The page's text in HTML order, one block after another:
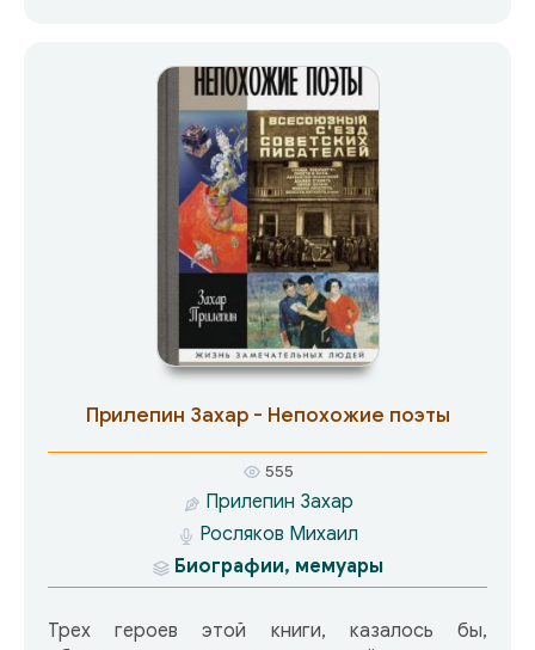
Отечественной войны даются глазами
немецкого солдата. Ему пришлось пережить
многое: позорное отступление, беспрерывные
бомбежки, гибель товарищей, разрушение
городов Германии. Сайер не понимает только
одного: ни его, ни его друзей никто в Россию
не звал, и все они получили по заслугам.
Прилепин Захар - Непохожие поэты
555
Прилепин Захар
Росляков Михаил
Биографии, мемуары
Трех героев этой книги, казалось бы,